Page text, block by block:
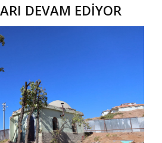
DEVAM EDİYOR